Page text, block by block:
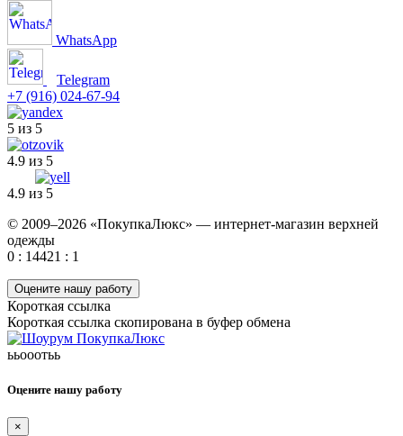
WhatsApp
Telegram
+7 (916) 024-67-94
5 из 5
4.9 из 5
4.9 из 5
© 2009–2026 «ПокупкаЛюкс» — интернет-магазин верхней
одежды
0 : 14421 : 1
Оцените нашу работу
Короткая ссылка
Короткая ссылка скопирована в буфер обмена
ььооотьь
Оцените нашу работу
×